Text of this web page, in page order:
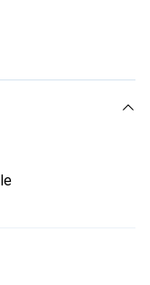
client exigeant.